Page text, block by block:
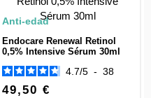
Anti-edad
Endocare Renewal Retinol
0,5% Intensive Sérum 30ml
4.7/5 - 38
49,50 €